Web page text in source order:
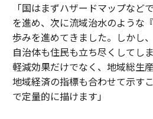
「国はまずハザードマップなど
を進め、次に流域治水のような
歩みを進めてきました。しかし
自治体も住民も立ち尽くしてし
軽減効果だけでなく、地域総生
地域経済の指標も合わせて示す
で定量的に描けます」